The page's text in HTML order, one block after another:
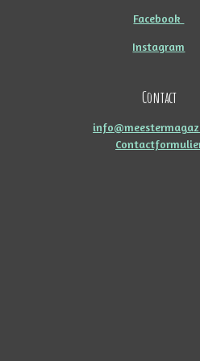
Facebook
Instagram
Contact